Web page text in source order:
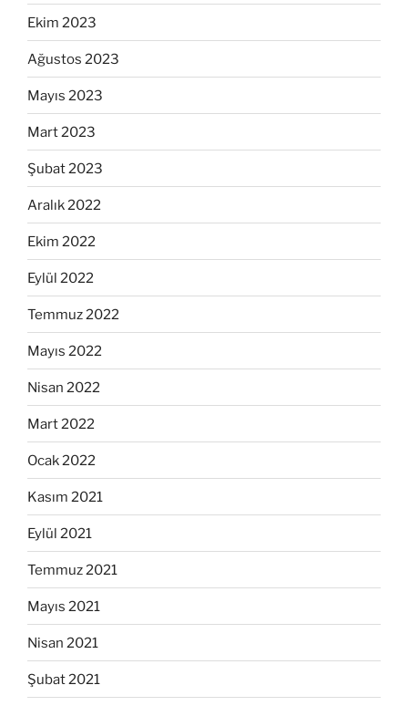
Ekim 2023
Ağustos 2023
Mayıs 2023
Mart 2023
Şubat 2023
Aralık 2022
Ekim 2022
Eylül 2022
Temmuz 2022
Mayıs 2022
Nisan 2022
Mart 2022
Ocak 2022
Kasım 2021
Eylül 2021
Temmuz 2021
Mayıs 2021
Nisan 2021
Şubat 2021